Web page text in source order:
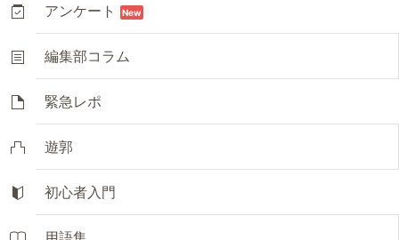
アンケート New
編集部コラム
緊急レポ
遊郭
初心者入門